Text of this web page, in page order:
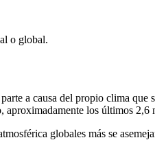
o global.
a causa del propio clima que
aproximadamente los últimos 2,6
globales más se